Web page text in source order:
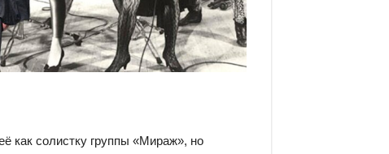
как солистку группы «Мираж», но